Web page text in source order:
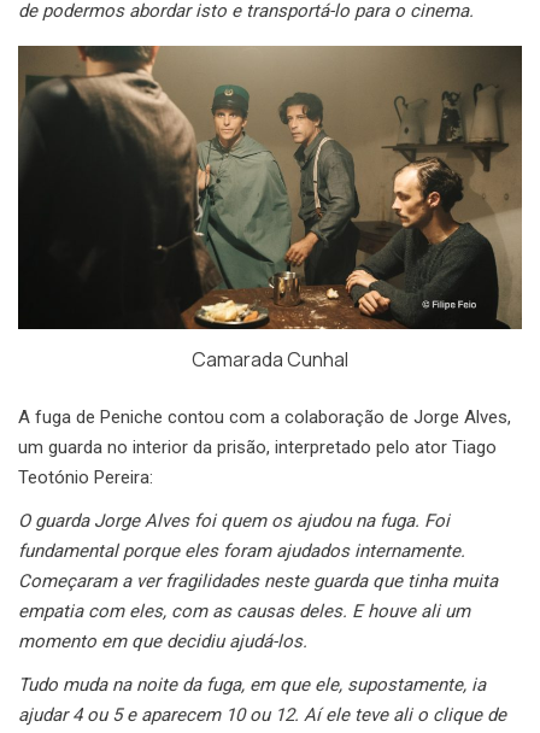
de podermos abordar isto e transportá-lo para o cinema.
Camarada Cunhal
A fuga de Peniche contou com a colaboração de Jorge Alves,
um guarda no interior da prisão, interpretado pelo ator Tiago
Teotónio Pereira:
O guarda Jorge Alves foi quem os ajudou na fuga. Foi
fundamental porque eles foram ajudados internamente.
Começaram a ver fragilidades neste guarda que tinha muita
empatia com eles, com as causas deles. E houve ali um
momento em que decidiu ajudá-los.
Tudo muda na noite da fuga, em que ele, supostamente, ia
ajudar 4 ou 5 e aparecem 10 ou 12. Aí ele teve ali o clique de